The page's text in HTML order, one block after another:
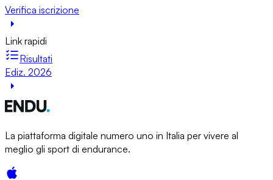
Verifica iscrizione
Link rapidi
Risultati
Ediz. 2026
La piattaforma digitale numero uno in Italia per vivere al
meglio gli sport di endurance.